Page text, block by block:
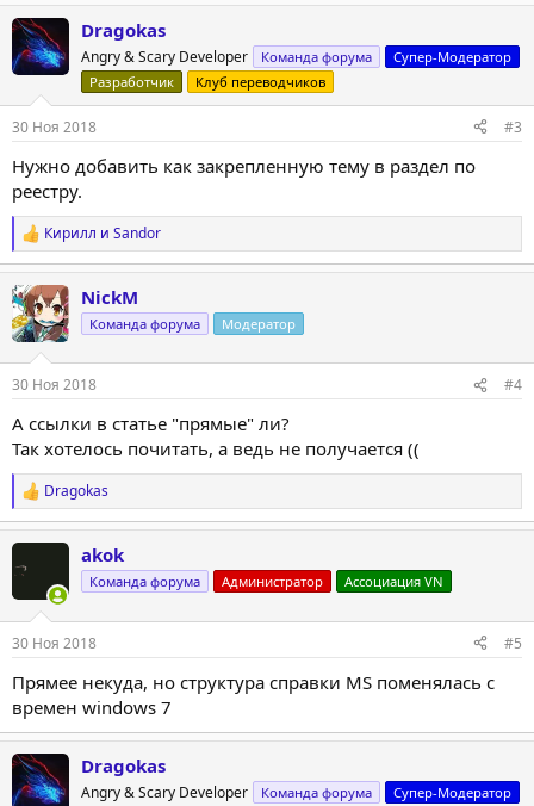
Dragokas
Angry & Scary Developer Команда форума
Супер-Модератор
Разработчик
Клуб переводчиков
30 Ноя 2018 #3
Нужно добавить как закрепленную тему в раздел по
реестру.
Р
е
а
к
ц
и
Кирилл и Sandor
NickM
Команда форума Модератор
30 Ноя 2018 #4
А ссылки в статье "прямые" ли?
Так хотелось почитать, а ведь не получается ((
Р
е
ц
Dragokas
akok
Команда форума Администратор Ассоциация VN
30 Ноя 2018 #5
Прямее некуда, но структура справки MS поменялась с
времен windows 7
Dragokas
Angry & Scary Developer Команда форума
Супер-Модератор